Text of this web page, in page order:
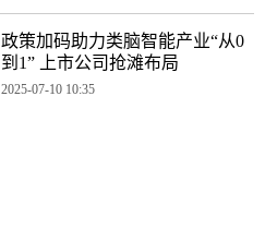
政策加码助力类脑智能产业“从0
到1” 上市公司抢滩布局
2025-07-10 10:35